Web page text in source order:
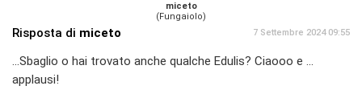
miceto
(Fungaiolo)
Risposta di miceto 7 Settembre 2024 09:55
...Sbaglio o hai trovato anche qualche Edulis? Ciaooo e ...
applausi!